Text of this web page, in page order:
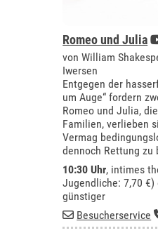
Romeo und Julia
von William
Iwersen
Entgegen der
um Auge“ fordern
Romeo und Julia,
Familien, verlieben
Vermag
dennoch Rettung zu
10:30 Uhr, intimes
Jugendliche: 7,70
günstiger
Besucherservice